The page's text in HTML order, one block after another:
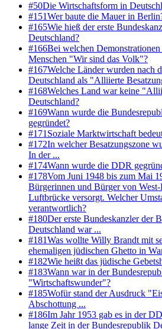
#50Die Wirtschaftsform in
#151Wer baute die Mauer in
#165Wie hieß der erste
Deutschland?
#166Bei welchen
Menschen "Wir sind das Volk"?
#167Welche Länder wurden nach
Deutschland als "Alliierte
#168Welches Land war keine
Deutschland?
#169Wann wurde die
gegründet?
#171 Soziale Marktwirtschaft
#172In welcher Besatzungszone
In der ...
#174Wann wurde die DDR
#178Vom Juni 1948 bis zum Mai
Bürgerinnen und Bürger von
Luftbrücke versorgt. Welcher
verantwortlich?
#180Der erste Bundeskanzler der
Deutschland war ...
#181Was wollte Willy Brandt mit
ehemaligen jüdischen Ghetto in
#182Wie heißt das jüdische
#183Wann war in der
"Wirtschaftswunder"?
#185Wofür stand der Ausdruck
Abschottung ...
#186Im Jahr 1953 gab es in der
lange Zeit in der Bundesrepublik